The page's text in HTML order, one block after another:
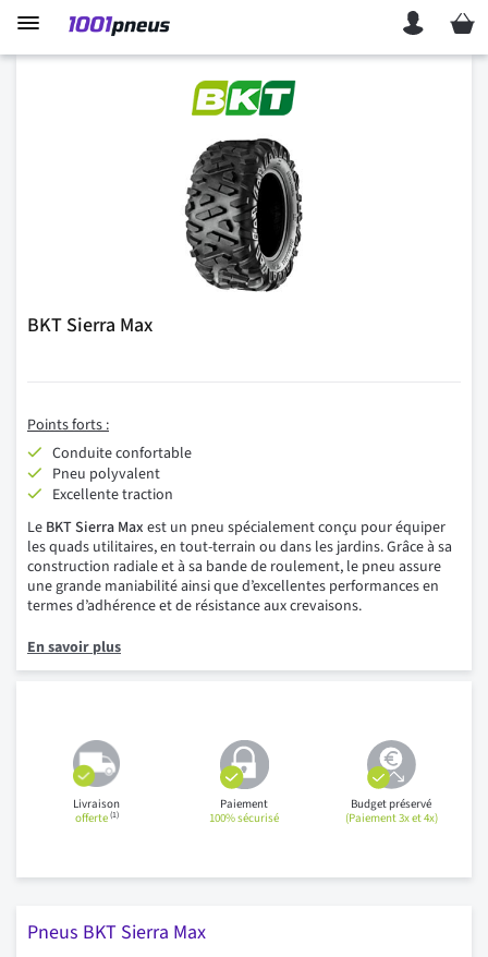
Mon
BKT Sierra Max
Points forts :
Conduite confortable
Pneu polyvalent
Excellente traction
Le BKT Sierra Max est un pneu spécialement conçu pour équiper
les quads utilitaires, en tout-terrain ou dans les jardins. Grâce à sa
construction radiale et à sa bande de roulement, le pneu assure
une grande maniabilité ainsi que d’excellentes performances en
termes d’adhérence et de résistance aux crevaisons.
En savoir plus
Livraison
offerte(1)
Paiement
100% sécurisé
Budget préservé
(Paiement 3x et 4x)
Pneus BKT Sierra Max